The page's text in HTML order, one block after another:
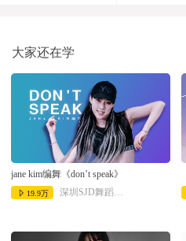
大家还在学
jane kim编舞《don’t speak》
19.9万 深圳SJD舞蹈工作室